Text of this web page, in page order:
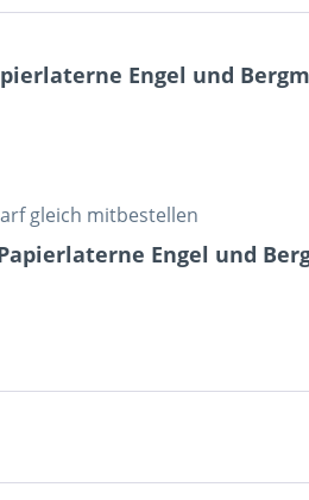
Engel und
gleich mitbestellen
Engel und